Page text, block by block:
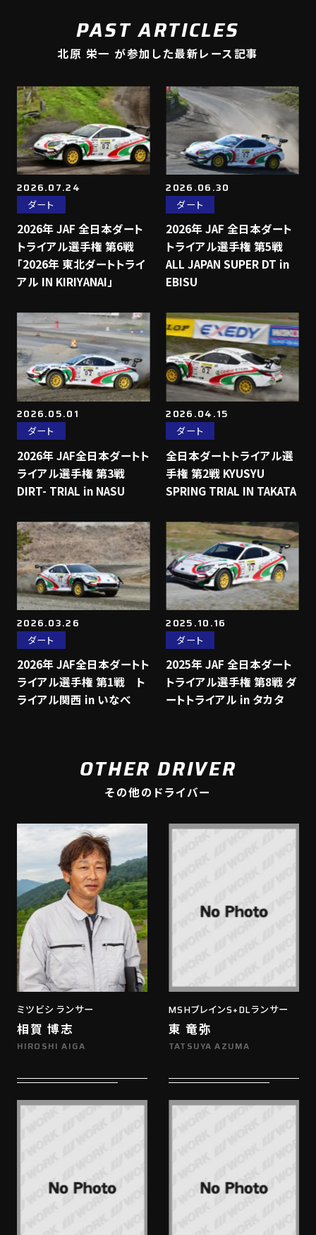
PAST ARTICLES
北原 栄一 が参加した最新レース記事
2026.07.24
ダート
2026年 JAF 全日本ダート
トライアル選手権 第6戦
「2026年 東北ダートトライ
アル IN KIRIYANAI」
2026.06.30
ダート
2026年 JAF 全日本ダート
トライアル選手権 第5戦
ALL JAPAN SUPER DT in
EBISU
2026.05.01
ダート
2026年 JAF全日本ダートト
ライアル選手権 第3戦
DIRT- TRIAL in NASU
2026.04.15
ダート
全日本ダートトライアル選
手権 第2戦 KYUSYU
SPRING TRIAL IN TAKATA
2026.03.26
ダート
2026年 JAF全日本ダートト
ライアル選手権 第1戦 ト
ライアル関西 in いなべ
2025.10.16
ダート
2025年 JAF 全日本ダート
トライアル選手権 第8戦 ダ
ートトライアル in タカタ
OTHER DRIVER
その他のドライバー
ミツビシ ランサー
相賀 博志
HIROSHI AIGA
MSHブレインS+DLランサー
東 竜弥
TATSUYA AZUMA